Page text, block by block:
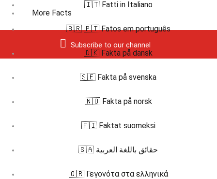
More Facts
Subscribe to our channel
🇮🇹 Fatti in Italiano
🇧🇷 🇵🇹 Fatos em português
🇩🇰 Fakta på dansk
🇸🇪 Fakta på svenska
🇳🇴 Fakta på norsk
🇫🇮 Faktat suomeksi
🇸🇦 حقائق باللغة العربية
🇬🇷 Γεγονότα στα ελληνικά